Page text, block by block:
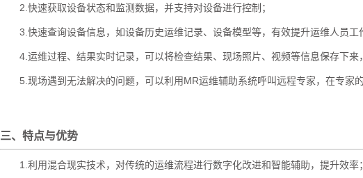
2.快速获取设备状态和监测数据，并支持对设备进行控制；
3.快速查询设备信息，如设备历史运维记录、设备模型等，有效提升运维人员工
4.运维过程、结果实时记录，可以将检查结果、现场照片、视频等信息保存下来
5.现场遇到无法解决的问题，可以利用MR运维辅助系统呼叫远程专家，在专家的
三、特点与优势
1.利用混合现实技术，对传统的运维流程进行数字化改进和智能辅助，提升效率；